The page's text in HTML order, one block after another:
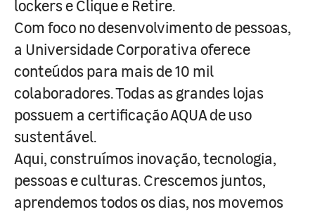
lockers e Clique e Retire.
Com foco no desenvolvimento de pessoas,
a Universidade Corporativa oferece
conteúdos para mais de 10 mil
colaboradores. Todas as grandes lojas
possuem a certificação AQUA de uso
sustentável.
Aqui, construímos inovação, tecnologia,
pessoas e culturas. Crescemos juntos,
aprendemos todos os dias, nos movemos